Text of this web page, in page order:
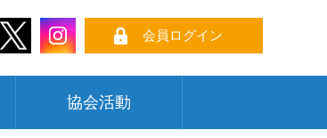
会員ログイン
協会活動